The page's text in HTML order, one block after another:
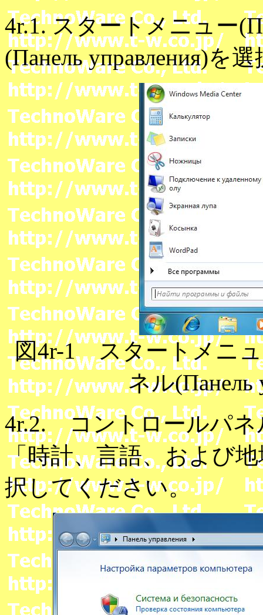
4r.1. スタートメニュー
(Панель управления)を
図4r-1 スタートメニ
ネル(Панель
4r.2. コントロールパネ
「時計、言語、および地
択してください。